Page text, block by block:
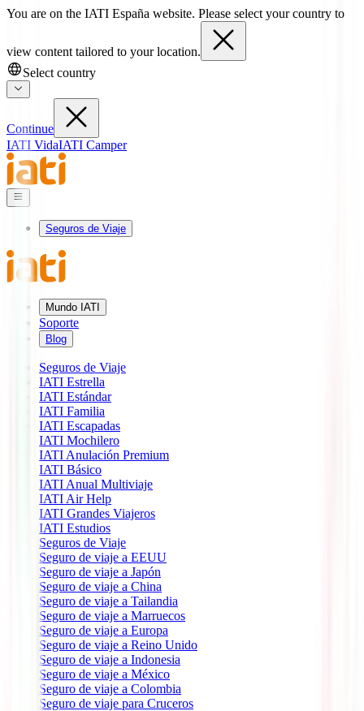
You are on the IATI España website. Please select your country to
view content tailored to your location.
Select country
Continue
IATI VidaIATI Camper
Seguros de Viaje
Mundo IATI
Soporte
Blog
Seguros de Viaje
IATI Estrella
IATI Estándar
IATI Familia
IATI Escapadas
IATI Mochilero
IATI Anulación Premium
IATI Básico
IATI Anual Multiviaje
IATI Air Help
IATI Grandes Viajeros
IATI Estudios
Seguros de Viaje
Seguro de viaje a EEUU
Seguro de viaje a Japón
Seguro de viaje a China
Seguro de viaje a Tailandia
Seguro de viaje a Marruecos
Seguro de viaje a Europa
Seguro de viaje a Reino Unido
Seguro de viaje a Indonesia
Seguro de viaje a México
Seguro de viaje a Colombia
Seguro de viaje para Cruceros